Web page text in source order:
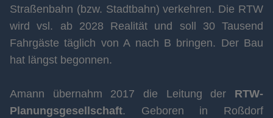
Straßenbahn (bzw. Stadtbahn) verkehren. Die RTW
wird vsl. ab 2028 Realität und soll 30 Tausend
Fahrgäste täglich von A nach B bringen. Der Bau
hat längst begonnen.
Amann übernahm 2017 die Leitung der RTW-
Planungsgesellschaft. Geboren in Roßdorf